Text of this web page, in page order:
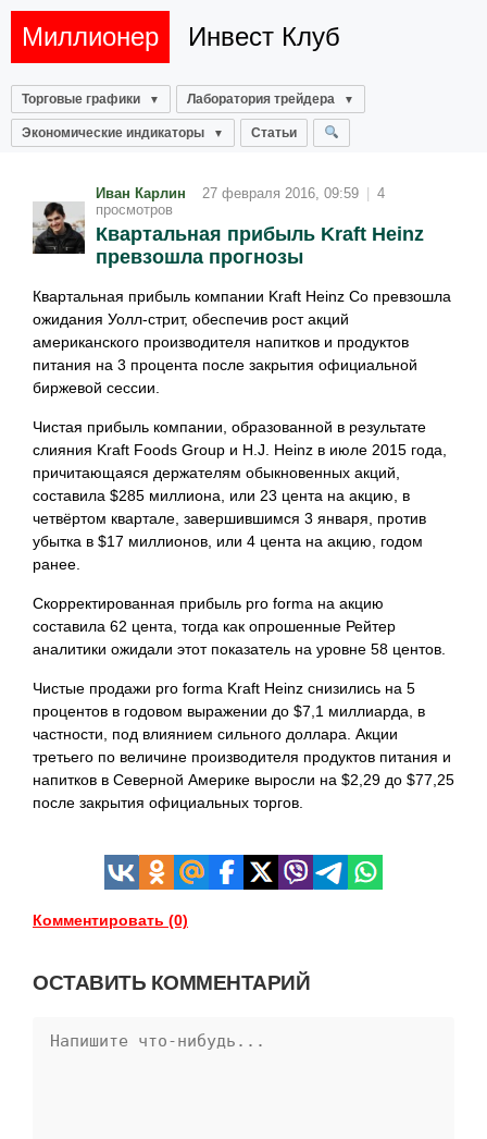
Миллионер Инвест Клуб
Торговые графики Лаборатория трейдера
Экономические индикаторы Статьи
Иван Карлин 27 февраля 2016, 09:59
4
просмотров
Квартальная прибыль Kraft Heinz
превзошла прогнозы
Квартальная прибыль компании Kraft Heinz Co превзошла
ожидания Уолл-стрит, обеспечив рост акций
американского производителя напитков и продуктов
питания на 3 процента после закрытия официальной
биржевой сессии.
Чистая прибыль компании, образованной в результате
слияния Kraft Foods Group и H.J. Heinz в июле 2015 года,
причитающаяся держателям обыкновенных акций,
составила $285 миллиона, или 23 цента на акцию, в
четвёртом квартале, завершившимся 3 января, против
убытка в $17 миллионов, или 4 цента на акцию, годом
ранее.
Скорректированная прибыль pro forma на акцию
составила 62 цента, тогда как опрошенные Рейтер
аналитики ожидали этот показатель на уровне 58 центов.
Чистые продажи рro forma Kraft Heinz снизились на 5
процентов в годовом выражении до $7,1 миллиарда, в
частности, под влиянием сильного доллара. Акции
третьего по величине производителя продуктов питания и
напитков в Северной Америке выросли на $2,29 до $77,25
после закрытия официальных торгов.
Комментировать (0)
ОСТАВИТЬ КОММЕНТАРИЙ